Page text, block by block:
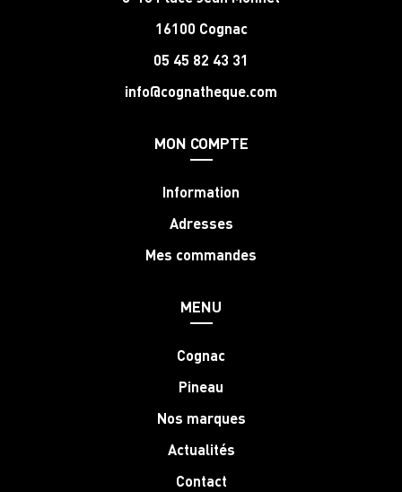
16100 Cognac
05 45 82 43 31
info@cognatheque.com
MON COMPTE
Information
Adresses
Mes commandes
MENU
Cognac
Pineau
Nos marques
Actualités
Contact